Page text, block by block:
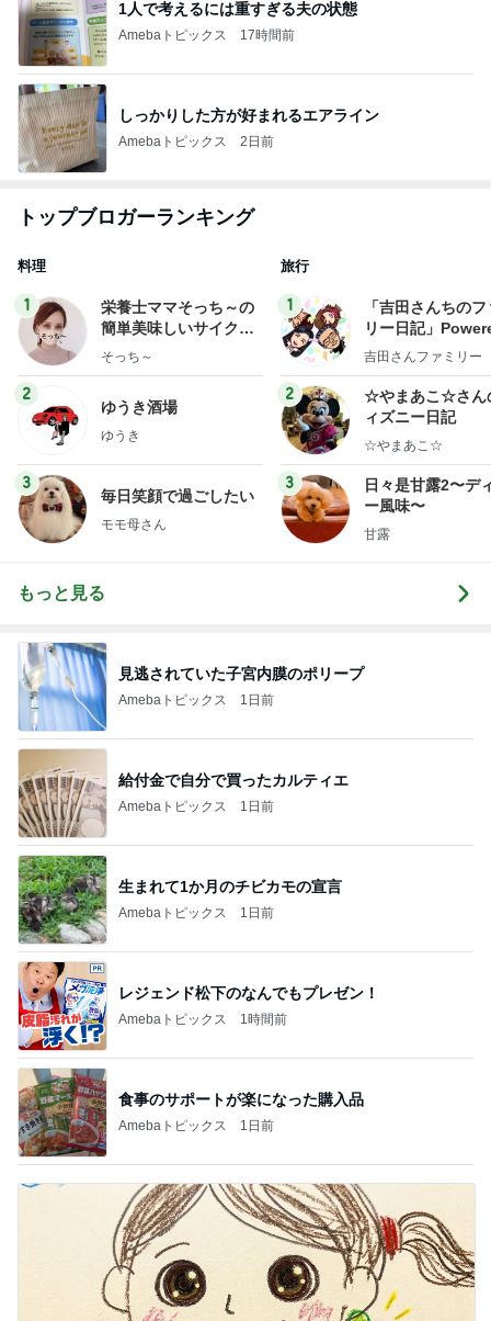
1人で考えるには重すぎる夫の状態
Amebaトピックス 17時間前
しっかりした方が好まれるエアライン
Amebaトピックス 2日前
トップブロガーランキング
料理
1
栄養士ママそっち～の
簡単美味しいサイクル
献立
そっち～
2
ゆうき酒場
ゆうき
3
毎日笑顔で過ごしたい
モモ母さん
旅行
1
「吉田さんちの
リー日記」
y Ameba 吉田さ
ログ
吉田さんファミリー
2
☆やまあこ☆さん
ィズニー日記
☆やまあこ☆
3
日々是甘露2〜デ
ー風味〜
甘露
もっと見る
見逃されていた子宮内膜のポリープ
Amebaトピックス 1日前
給付金で自分で買ったカルティエ
Amebaトピックス 1日前
生まれて1か月のチビカモの宣言
Amebaトピックス 1日前
レジェンド松下のなんでもプレゼン！
Amebaトピックス 1時間前
食事のサポートが楽になった購入品
Amebaトピックス 1日前